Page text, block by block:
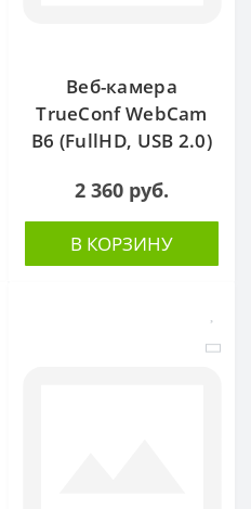
Веб-камера
TrueConf WebCam
B6 (FullHD, USB 2.0)
2 360 руб.
В КОРЗИНУ